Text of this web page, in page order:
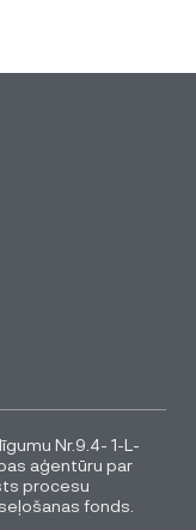
Nr.9.4- 1-L-
aģentūru par
procesu
fonds.